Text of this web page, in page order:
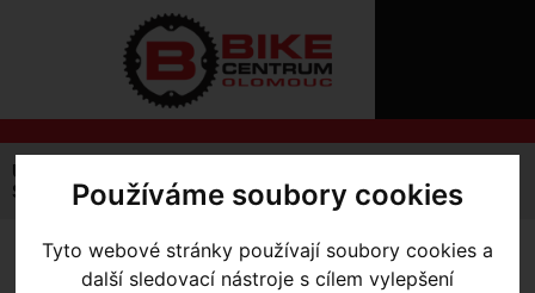
Používáme soubory cookies
Tyto webové stránky používají soubory cookies a
další sledovací nástroje s cílem vylepšení
O
SLUŽBY
Úvodní strana
Specialized Diverge
Diverge STR Expert
DIVERGE STR EXPERT-